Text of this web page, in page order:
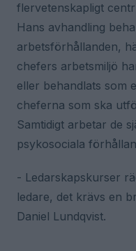
flervetenskapligt
Hans avhandling
arbetsförhållanden,
chefers arbetsmiljö
eller behandlats som
cheferna som ska
Samtidigt arbetar de
psykosociala
- Ledarskapskurser
ledare, det krävs en
Daniel Lundqvist.